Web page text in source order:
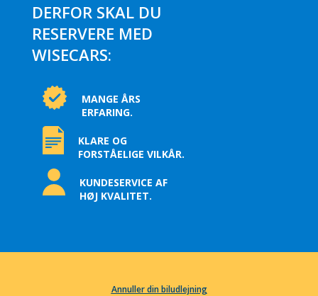
DERFOR SKAL DU
RESERVERE MED
WISECARS:
MANGE ÅRS
ERFARING.
KLARE OG
FORSTÅELIGE VILKÅR.
KUNDESERVICE AF
HØJ KVALITET.
Annuller din biludlejning